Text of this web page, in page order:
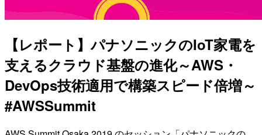
【レポート】パナソニックのIoT家電を
支えるクラウド基盤の進化～AWS・
DevOps技術適用で構築スピード倍増～
#AWSSummit